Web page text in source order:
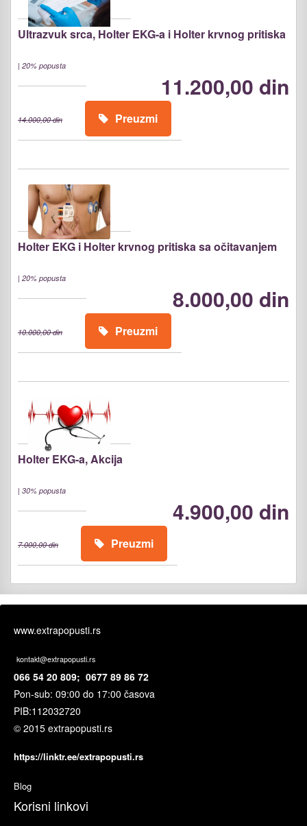
Ultrazvuk srca, Holter EKG-a i Holter krvnog pritiska
| 20% popusta
11.200,00 din
14.000,00 din Preuzmi
Holter EKG i Holter krvnog pritiska sa očitavanjem
| 20% popusta
8.000,00 din
10.000,00 din Preuzmi
Holter EKG-a, Akcija
| 30% popusta
4.900,00 din
7.000,00 din Preuzmi
www.extrapopusti.rs
kontakt@extrapopusti.rs
066 54 20 809; 0677 89 86 72
Pon-sub: 09:00 do 17:00 časova
PIB:112032720
© 2015 extrapopusti.rs
https://linktr.ee/extrapopusti.rs
Blog
Korisni linkovi